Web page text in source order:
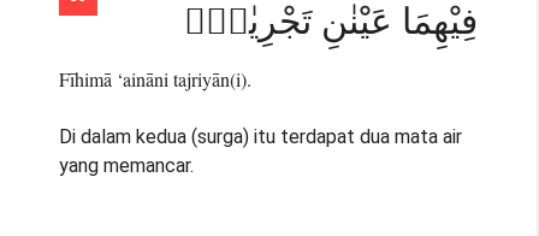
فِيْهِمَا عَيْنٰنِ تَجْرِيٰنِۚ
Fīhimā ‘aināni tajriyān(i).
Di dalam kedua (surga) itu terdapat dua mata air
yang memancar.